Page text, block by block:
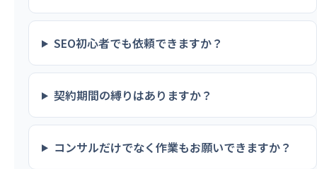
SEO初心者でも依頼できますか？
契約期間の縛りはありますか？
コンサルだけでなく作業もお願いできますか？